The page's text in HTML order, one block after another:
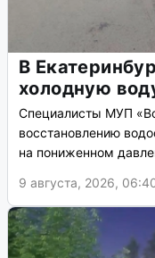
В
холодную
Специалисты МУП
восстановлению
на пониженном
9 августа, 2026,